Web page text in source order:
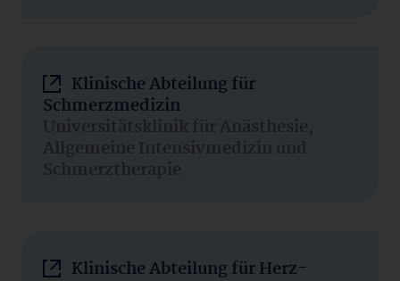
Klinische Abteilung für
Schmerzmedizin
Universitätsklinik für Anästhesie,
Allgemeine Intensivmedizin und
Schmerztherapie
Klinische Abteilung für Herz-